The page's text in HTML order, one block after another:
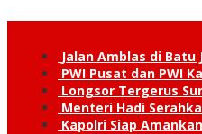
Jalan Amblas di Batu
PWI Pusat dan PWI
Longsor Tergerus
Menteri Hadi
Kapolri Siap